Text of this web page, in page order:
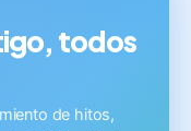
todos
de hitos,